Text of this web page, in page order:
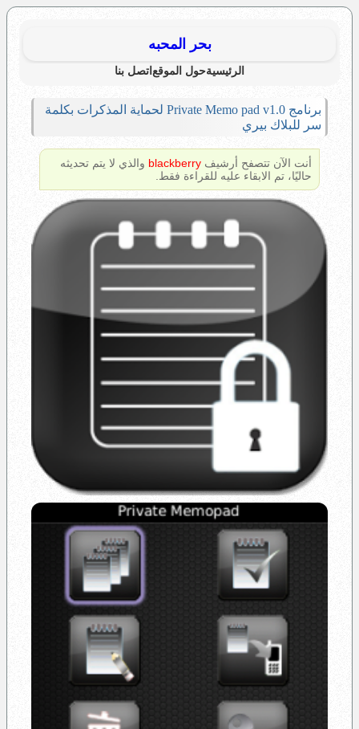
بحر المحبه
الرئيسيةحول الموقع اتصل بنا
برنامج Private Memo pad v1.0 لحماية المذكرات بكلمة
سر للبلاك بيري
أنت الآن تتصفح أرشيف blackberry والذي لا يتم تحديثه
حاليًا، تم الابقاء عليه للقراءة فقط.